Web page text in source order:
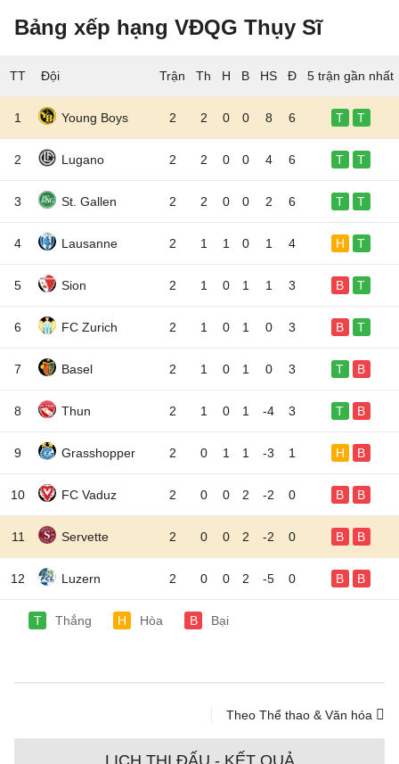
Bảng xếp hạng VĐQG Thụy Sĩ
TT Đội 5 trận gần nhất
1 Young Boys 2 2 0 0 8 6 T T
2 Lugano 2 2 0 0 4 6 T T
3 St. Gallen 2 2 0 0 2 6 T T
4 Lausanne 2 1 1 0 1 4 H T
5 Sion 2 1 0 1 1 3 B T
6 FC Zurich 2 1 0 1 0 3 B T
7 Basel 2 1 0 1 0 3 T B
8 Thun 2 1 0 1 -4 3 T B
9 Grasshopper 2 0 1 1 -3 1 H B
10 FC Vaduz 2 0 0 2 -2 0 B B
11 Servette 2 0 0 2 -2 0 B B
12 Luzern 2 0 0 2 -5 0 B B
T Thắng H Hòa B Bại
Theo Thể thao & Văn hóa
LỊCH THI ĐẤU - KẾT QUẢ